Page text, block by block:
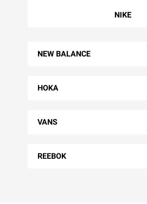
NIKE
NEW BALANCE
HOKA
VANS
REEBOK